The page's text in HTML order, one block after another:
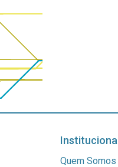
Institucional
Quem Somos